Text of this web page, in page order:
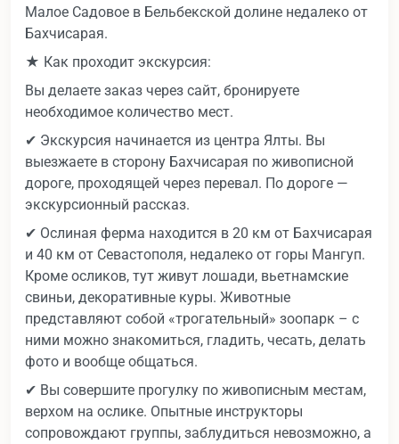
Малое Садовое в Бельбекской долине недалеко от
Бахчисарая.
★ Как проходит экскурсия:
Вы делаете заказ через сайт, бронируете
необходимое количество мест.
✔ Экскурсия начинается из центра Ялты. Вы
выезжаете в сторону Бахчисарая по живописной
дороге, проходящей через перевал. По дороге —
экскурсионный рассказ.
✔ Ослиная ферма находится в 20 км от Бахчисарая
и 40 км от Севастополя, недалеко от горы Мангуп.
Кроме осликов, тут живут лошади, вьетнамские
свиньи, декоративные куры. Животные
представляют собой «трогательный» зоопарк – с
ними можно знакомиться, гладить, чесать, делать
фото и вообще общаться.
✔ Вы совершите прогулку по живописным местам,
верхом на ослике. Опытные инструкторы
сопровождают группы, заблудиться невозможно, а